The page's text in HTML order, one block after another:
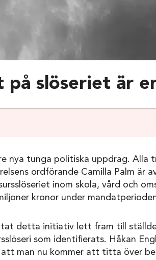
på slöseriet är
nya tunga politiska uppdrag. Alla
ordförande Camilla Palm är
inom skola, vård och
kronor under
detta initiativ lett fram till
som identifierats. Håkan
man nu kommer att titta över